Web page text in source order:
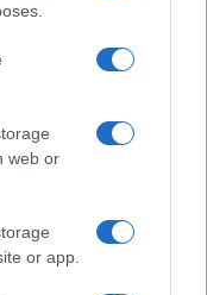
web or
or app.